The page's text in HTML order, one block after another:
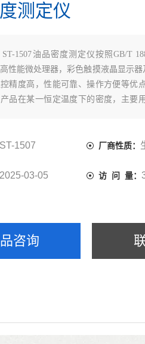
测定仪
ST-1507油品密度测定仪按照GB/T
性能微处理器，彩色触摸液晶显示
精度高，性能可靠、操作方便等优
品在某一恒定温度下的密度，主要
ST-1507 厂商性质：
2025-03-05 访 问 量：
咨询